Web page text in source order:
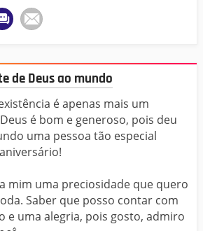
de Deus ao mundo
é apenas mais um
é bom e generoso, pois deu
uma pessoa tão especial
mim uma preciosidade que quero
Saber que posso contar com
e uma alegria, pois gosto, admiro